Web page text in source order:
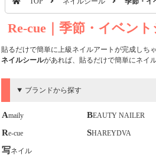
Re-cue｜季節・イベン
貼るだけで簡単に上級ネイルアートが完成しち
ネイルシールがあれば、貼るだけで簡単にネイ
ブランドから探す
Amaily BEAUTY NAILER
Re-cue SHAREYDVA
写ネイル